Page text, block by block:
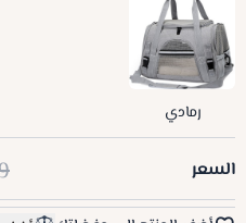
رمادي
السعر